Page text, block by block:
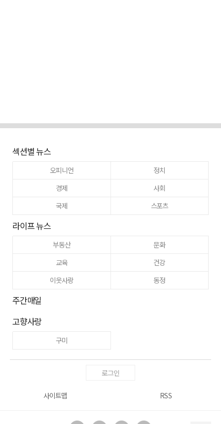
섹션별 뉴스
오피니언
정치
경제
사회
국제
스포츠
라이프 뉴스
부동산
문화
교육
건강
이웃사랑
동정
주간매일
고향사랑
구미
로그인
사이트맵 RSS